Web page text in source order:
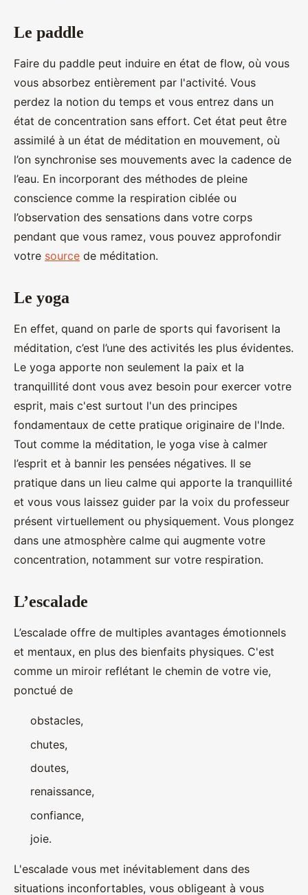
Le paddle
Faire du paddle peut induire en état de flow, où vous
vous absorbez entièrement par l'activité. Vous
perdez la notion du temps et vous entrez dans un
état de concentration sans effort. Cet état peut être
assimilé à un état de méditation en mouvement, où
l’on synchronise ses mouvements avec la cadence de
l’eau. En incorporant des méthodes de pleine
conscience comme la respiration ciblée ou
l’observation des sensations dans votre corps
pendant que vous ramez, vous pouvez approfondir
votre source de méditation.
Le yoga
En effet, quand on parle de sports qui favorisent la
méditation, c’est l’une des activités les plus évidentes.
Le yoga apporte non seulement la paix et la
tranquillité dont vous avez besoin pour exercer votre
esprit, mais c'est surtout l'un des principes
fondamentaux de cette pratique originaire de l'Inde.
Tout comme la méditation, le yoga vise à calmer
l’esprit et à bannir les pensées négatives. Il se
pratique dans un lieu calme qui apporte la tranquillité
et vous vous laissez guider par la voix du professeur
présent virtuellement ou physiquement. Vous plongez
dans une atmosphère calme qui augmente votre
concentration, notamment sur votre respiration.
L’escalade
L’escalade offre de multiples avantages émotionnels
et mentaux, en plus des bienfaits physiques. C'est
comme un miroir reflétant le chemin de votre vie,
ponctué de
obstacles,
chutes,
doutes,
renaissance,
confiance,
joie.
L'escalade vous met inévitablement dans des
situations inconfortables, vous obligeant à vous